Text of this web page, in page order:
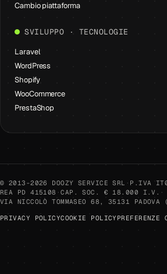
Cambio piattaforma
SVILUPPO · TECNOLOGIE
Laravel
WordPress
Shopify
WooCommerce
PrestaShop
© 2013-2026 DOOZY SERVICE SRL · P.IVA
REA PD 415108 ·CAP. SOC. € 18.000 I.V. ·
VIA NICCOLÒ TOMMASEO 68, 35131 PADOVA
PRIVACY POLICYCOOKIE POLICY PREFERENZE